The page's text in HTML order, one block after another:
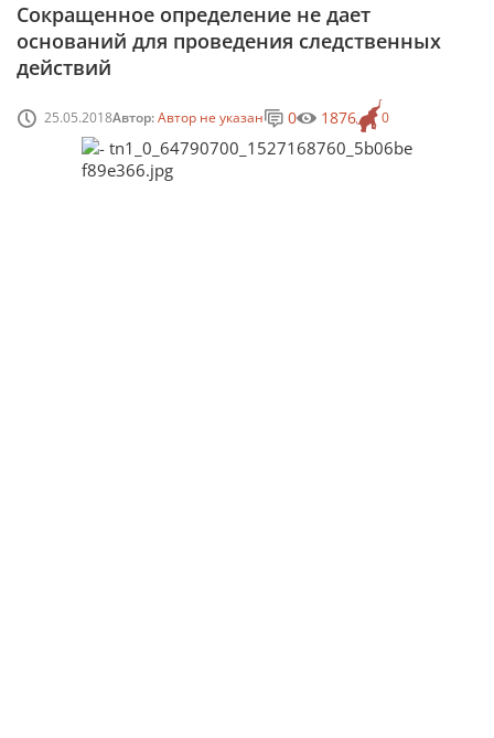
Сокращенное определение не дает
оснований для проведения следственных
действий
25.05.2018Автор:Автор не указан 0
0 1876